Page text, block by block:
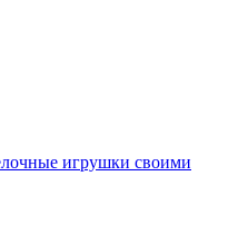
игрушки своими